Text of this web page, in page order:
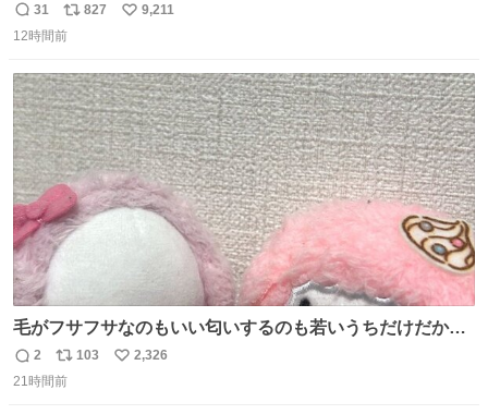
返
信
31
リ
ポ
ト
数
827
い
数
9,211
12時間前
毛がフサフサなのもいい匂いするのも若いうちだけだから
ね？ そのうち君もわかるよ。
返
信
2
リ
ポ
103
い
2,326
21時間前